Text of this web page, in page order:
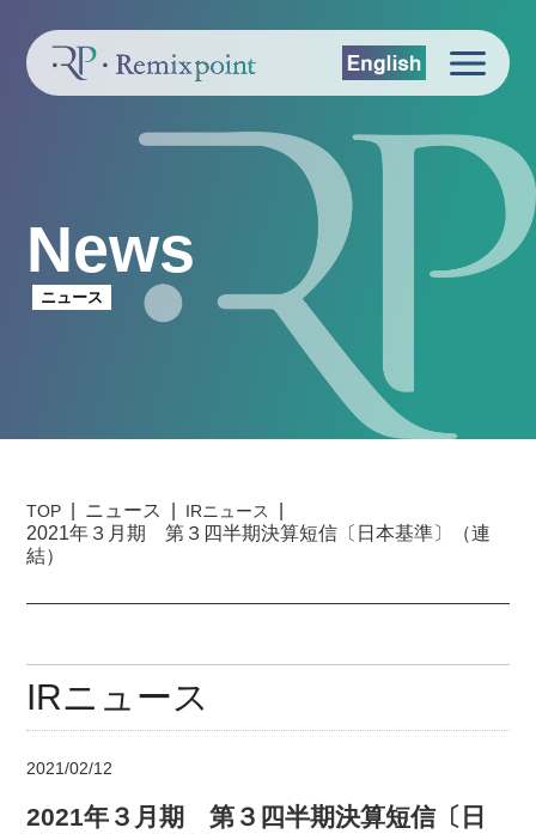
News
ニュース
TOP ニュース IRニュース
2021年３月期 第３四半期決算短信〔日本基準〕（連
結）
IRニュース
2021/02/12
2021年３月期 第３四半期決算短信〔日